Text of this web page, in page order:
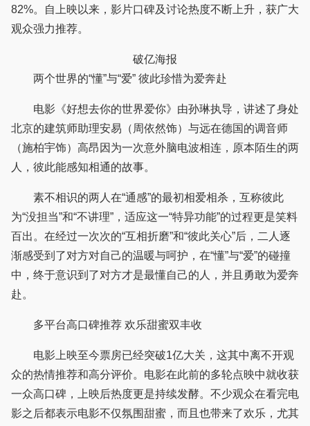
82%。自上映以来，影片口碑及讨论热度不断上升，获广大
观众强力推荐。
破亿海报
两个世界的“懂”与“爱” 彼此珍惜为爱奔赴
电影《好想去你的世界爱你》由孙琳执导，讲述了身处
北京的建筑师助理安易（周依然饰）与远在德国的调音师
（施柏宇饰）高昂因为一次意外脑电波相连，原本陌生的两
人，彼此能感知相通的故事。
素不相识的两人在“通感”的最初相爱相杀，互称彼此
为“没担当”和“不讲理”，适应这一“特异功能”的过程更是笑料
百出。在经过一次次的“互相折磨”和“彼此关心”后，二人逐
渐感受到了对方对自己的温暖与呵护，在“懂”与“爱”的碰撞
中，终于意识到了对方才是最懂自己的人，并且勇敢为爱奔
赴。
多平台高口碑推荐 欢乐甜蜜双丰收
电影上映至今票房已经突破1亿大关，这其中离不开观
众的热情推荐和高分评价。电影在此前的多轮点映中就收获
一众高口碑，上映后热度更是持续发酵。不少观众在看完电
影之后都表示电影不仅氛围甜蜜，而且也带来了欢乐，尤其